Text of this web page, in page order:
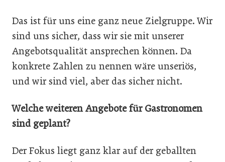
Das ist für uns eine ganz neue Zielgruppe. Wir
sind uns sicher, dass wir sie mit unserer
Angebotsqualität ansprechen können. Da
konkrete Zahlen zu nennen wäre unseriös,
und wir sind viel, aber das sicher nicht.
Welche weiteren Angebote für Gastronomen
sind geplant?
Der Fokus liegt ganz klar auf der geballten